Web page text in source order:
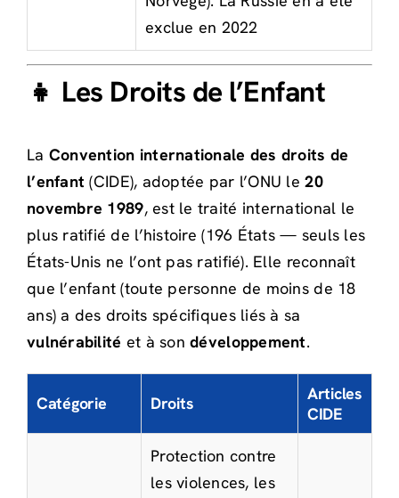
exclue en 2022
👧 Les Droits de l’Enfant
La Convention internationale des droits de
l’enfant (CIDE), adoptée par l’ONU le20
novembre 1989, est le traité international le
plus ratifié de l’histoire (196 États — seuls les
États-Unis ne l’ont pas ratifié). Elle reconnaît
que l’enfant (toute personne de moins de 18
ans) a des droits spécifiques liés à sa
vulnérabilité et à sondéveloppement.
Catégorie Droits
Articles
CIDE
Protection contre
les violences, les